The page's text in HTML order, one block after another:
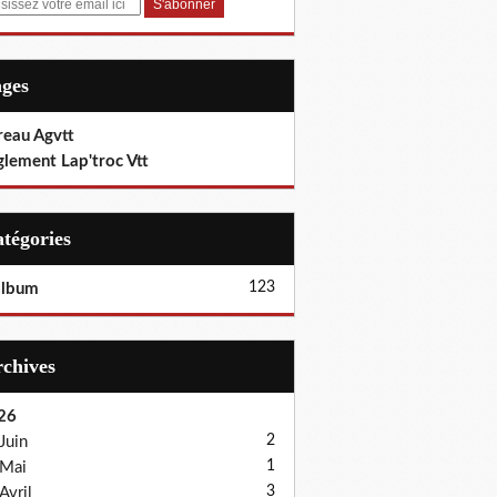
Agvtt
Lap'troc Vtt
123
Juin
2
Mai 1
Avril 3